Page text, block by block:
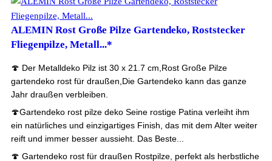
ALEMIN Rost Große Pilze Gartendeko, Roststecker
Fliegenpilze, Metall...*
🍄 Der Metalldeko Pilz ist 30 x 21.7 cm,Rost Große Pilze
gartendeko rost für draußen,Die Gartendeko kann das ganze
Jahr draußen verbleiben.
🍄Gartendeko rost pilze deko Seine rostige Patina verleiht ihm
ein natürliches und einzigartiges Finish, das mit dem Alter weiter
reift und immer besser aussieht. Das Beste...
🍄 Gartendeko rost für draußen Rostpilze, perfekt als herbstliche